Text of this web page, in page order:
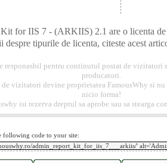
for IIS 7 - (ARKIIS) 2.1 are o licenta
despre tipurile de licenta, citeste acest
responasbil pentru continutul postat de vizitatori
producatori.
vizitatori devine proprietatea FamousWhy si
nicio forma!
isi rezerva dreptul sa aprobe sau sa stearga
following code to your site: